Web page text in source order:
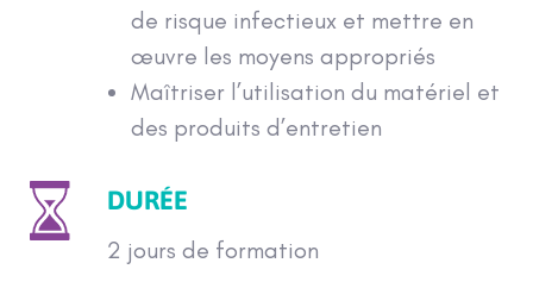
de risque infectieux et mettre en
œuvre les moyens appropriés
Maîtriser l’utilisation du matériel et
des produits d’entretien
DURÉE
2 jours de formation